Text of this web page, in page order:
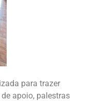
para trazer
apoio, palestras